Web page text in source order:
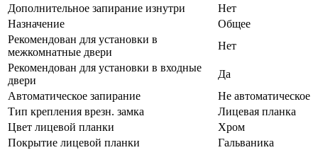
Дополнительное запирание изнутри
Нет
Назначение
Общее
Рекомендован для установки в
межкомнатные двери
Нет
Рекомендован для установки в входные
двери
Да
Автоматическое запирание
Не автоматическое
Тип крепления врезн. замка
Лицевая планка
Цвет лицевой планки
Хром
Покрытие лицевой планки
Гальваника